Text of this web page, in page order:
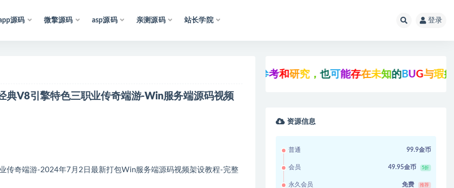
源码 微擎源码 asp源码 亲测源码 站长学院 登录
典V8引擎特色三职业传奇端游-Win服务端源码视频
传奇端游-2024年7月2日最新打包Win服务端源码视频架设教程-完整
研究，也可能存在未知的BUG与 瑕疵，可先
资源信息
普通 99.9金币
会员 49.95金币 5折
永久会员 免费 推荐